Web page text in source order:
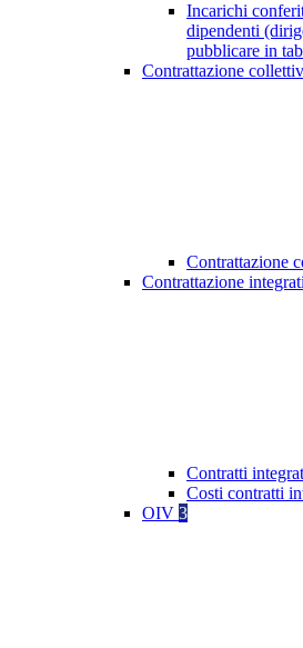
Incarichi
dipendenti
pubblicare in
Contrattazione
Contrattazione
Contrattazione
Contratti
Costi contratti
OIV 3